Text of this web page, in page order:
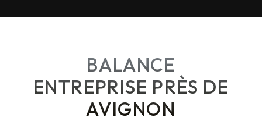
BALANCE
ENTREPRISE PRÈS DE
AVIGNON